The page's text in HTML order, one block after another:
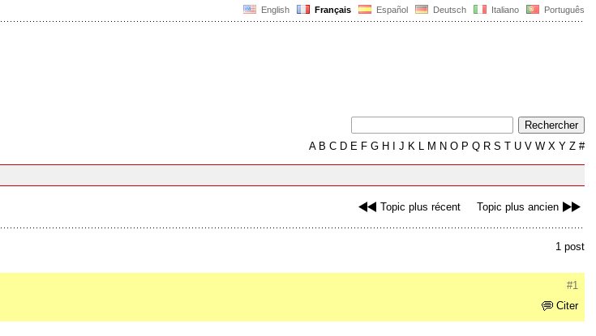
English Français Español Deutsch Italiano Português
AB C D E F G H J K L M N O P Q R S T U V W X Y Z #
Topic plus récent Topic plus ancien
1 post
#1
Citer